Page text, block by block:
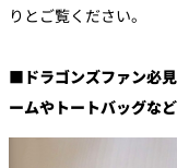
りとご覧ください。
■ドラゴンズファン必
ームやトートバッグな